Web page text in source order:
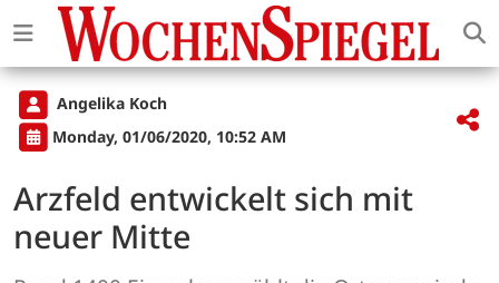
Angelika Koch
Monday, 01/06/2020, 10:52 AM
Arzfeld entwickelt sich mit
neuer Mitte